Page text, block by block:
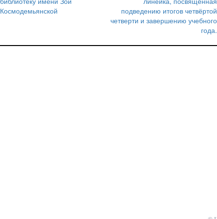
по
Космодемьянской
подведению итогов четвёртой
четверти и завершению учебного
года.